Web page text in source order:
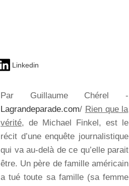
Linkedin
Par Guillaume Chérel -
Lagrandeparade.com/ Rien que la
vérité, de Michael Finkel, est le
récit d’une enquête journalistique
qui va au-delà de ce qu’elle parait
être. Un père de famille américain
a tué toute sa famille (sa femme